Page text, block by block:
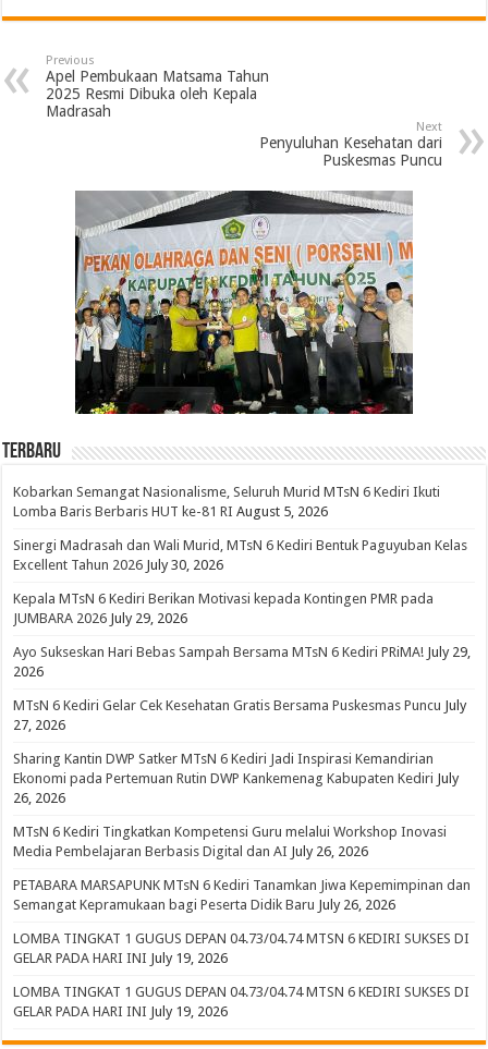
Previous
Apel Pembukaan Matsama Tahun
2025 Resmi Dibuka oleh Kepala
Madrasah
Next
Penyuluhan Kesehatan dari
Puskesmas Puncu
Terbaru
Kobarkan Semangat Nasionalisme, Seluruh Murid MTsN 6 Kediri Ikuti
Lomba Baris Berbaris HUT ke-81 RI August 5, 2026
Sinergi Madrasah dan Wali Murid, MTsN 6 Kediri Bentuk Paguyuban Kelas
Excellent Tahun 2026 July 30, 2026
Kepala MTsN 6 Kediri Berikan Motivasi kepada Kontingen PMR pada
JUMBARA 2026 July 29, 2026
Ayo Sukseskan Hari Bebas Sampah Bersama MTsN 6 Kediri PRiMA! July 29,
2026
MTsN 6 Kediri Gelar Cek Kesehatan Gratis Bersama Puskesmas Puncu July
27, 2026
Sharing Kantin DWP Satker MTsN 6 Kediri Jadi Inspirasi Kemandirian
Ekonomi pada Pertemuan Rutin DWP Kankemenag Kabupaten Kediri July
26, 2026
MTsN 6 Kediri Tingkatkan Kompetensi Guru melalui Workshop Inovasi
Media Pembelajaran Berbasis Digital dan AI July 26, 2026
PETABARA MARSAPUNK MTsN 6 Kediri Tanamkan Jiwa Kepemimpinan dan
Semangat Kepramukaan bagi Peserta Didik Baru July 26, 2026
LOMBA TINGKAT 1 GUGUS DEPAN 04.73/04.74 MTSN 6 KEDIRI SUKSES DI
GELAR PADA HARI INI July 19, 2026
LOMBA TINGKAT 1 GUGUS DEPAN 04.73/04.74 MTSN 6 KEDIRI SUKSES DI
GELAR PADA HARI INI July 19, 2026